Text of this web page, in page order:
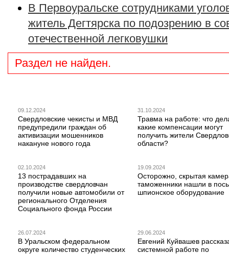
В Первоуральске сотрудниками
житель Дегтярска по подозрению в
отечественной легковушки
Раздел не найден.
09.12.2024
Свердловские чекисты и МВД
предупредили граждан об
активизации мошенников
накануне нового года
31.10.2024
Травма на работе: что
какие компенсации могут
получить жители
области?
02.10.2024
13 пострадавших на
производстве свердловчан
получили новые автомобили от
регионального Отделения
Социального фонда России
19.09.2024
Осторожно, скрытая
таможенники нашли в
шпионское оборудование
26.07.2024
В Уральском федеральном
округе количество студенческих
29.06.2024
Евгений Куйвашев
системной работе по